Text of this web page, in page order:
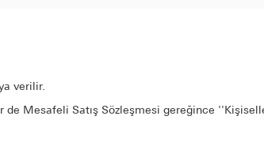
verilir.
Mesafeli Satış Sözleşmesi gereğince